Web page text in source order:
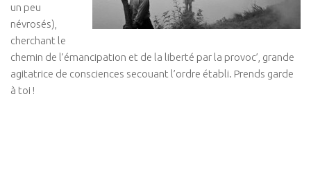
un peu
névrosés),
cherchant le
chemin de l’émancipation et de la liberté par la provoc’, grande
agitatrice de consciences secouant l’ordre établi. Prends garde
à toi !